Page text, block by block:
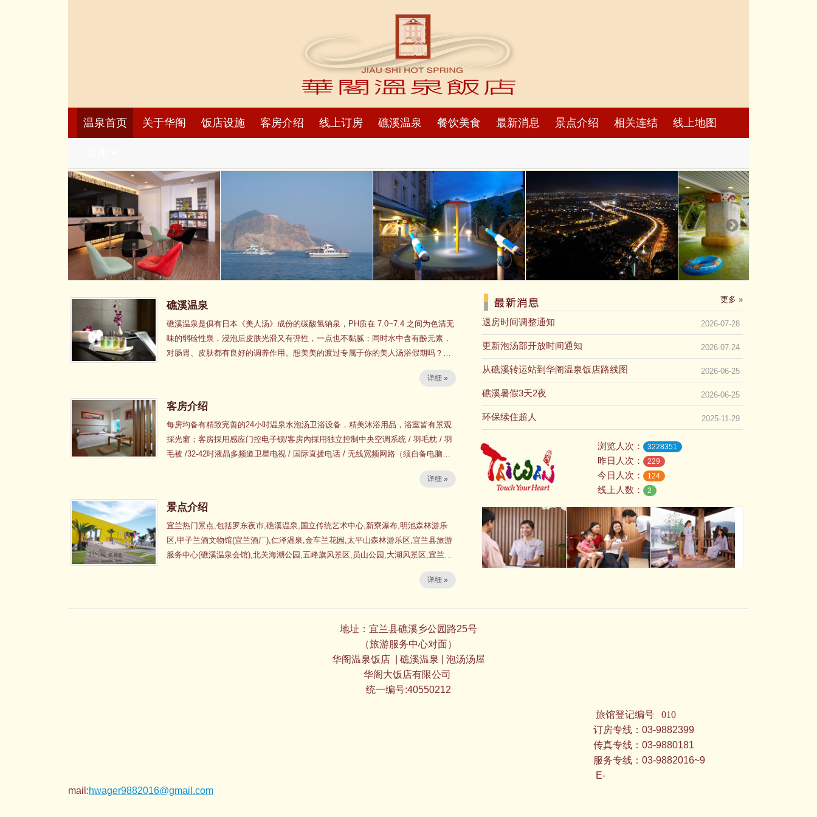
温泉首页 关于华阁 饭店设施 客房介绍 线上订房 礁溪温泉 餐饮美食 最新消息 景点介绍 相关连结 线上地图
礁溪温泉
礁溪温泉是俱有日本《美人汤》成份的碳酸氢钠泉，PH质在 7.0~7.4 之间为色清无
味的弱硷性泉，浸泡后皮肤光滑又有弹性，一点也不黏腻；同时水中含有酚元素，
对肠胃、皮肤都有良好的调养作用。想美美的渡过专属于你的美人汤浴假期吗？在
华阁提供客房汤池及SPA露天风吕等水疗设备，供旅客体验大自然餽赠给礁溪的天
详细 »
客房介绍
每房均备有精致完善的24小时温泉水泡汤卫浴设备，精美沐浴用品，浴室皆有景观
採光窗；客房採用感应门控电子锁/客房內採用独立控制中央空调系统 / 羽毛枕 / 羽
毛被 /32-42吋液晶多频道卫星电视 / 国际直拨电话 / 无线宽频网路（须自备电脑） /
详细 »
景点介绍
宜兰热门景点,包括罗东夜市,礁溪温泉,国立传统艺术中心,新寮瀑布,明池森林游乐
区,甲子兰酒文物馆(宜兰酒厂),仁泽温泉,金车兰花园,太平山森林游乐区,宜兰县旅游
服务中心(礁溪温泉会馆),北关海潮公园,五峰旗风景区,员山公园,大湖风景区,宜兰监
详细 »
更多 »
退房时间调整通知 2026-07-28
更新泡汤部开放时间通知 2026-07-24
从礁溪转运站到华阁温泉饭店路线图 2026-06-25
礁溪暑假3天2夜 2026-06-25
环保续住超人 2025-11-29
浏览人次： 3228351
昨日人次： 229
今日人次： 124
线上人数： 2
地址：宜兰县礁溪乡公园路25号
（旅游服务中心对面）
华阁温泉饭店
| 礁溪温泉 | 泡汤汤屋
华阁大饭店有限公司
统一编号:40550212
旅馆登记编号 010
订房专线：03-9882399
传真专线：03-9880181
服务专线：03-9882016~9
E-
mail:hwager9882016@gmail.com